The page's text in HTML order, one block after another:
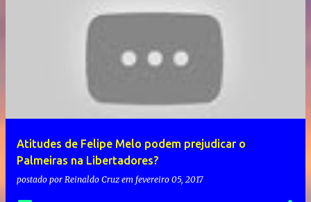
Atitudes de Felipe Melo podem prejudicar o
Palmeiras na Libertadores?
postado por Reinaldo Cruz em fevereiro 05, 2017